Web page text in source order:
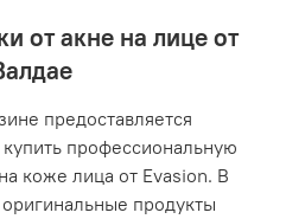
от акне на лице от
предоставляется
профессиональную
коже лица от Evasion. В
продукты